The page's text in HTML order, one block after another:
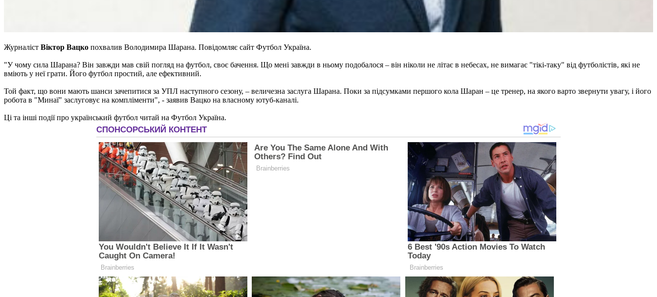
Журналіст Віктор Вацко похвалив Володимира Шарана. Повідомляє сайт Футбол Україна.
"У чому сила Шарана? Він завжди мав свій погляд на футбол, своє бачення. Що мені завжди в ньому подобалося – він ніколи не літає в небесах, не вимагає "тікі-таку" від футболістів, які не
вміють у неї грати. Його футбол простий, але ефективний.
Той факт, що вони мають шанси зачепитися за УПЛ наступного сезону, – величезна заслуга Шарана. Поки за підсумками першого кола Шаран – це тренер, на якого варто звернути увагу, і його
робота в "Минаї" заслуговує на компліменти", - заявив Вацко на власному ютуб-каналі.
Ці та інші події про український футбол читай на Футбол Україна.